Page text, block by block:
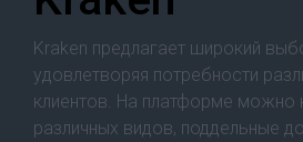
Kraken предлагает широкий
удовлетворяя потребности
клиентов. На платформе можно
различных видов, поддельные